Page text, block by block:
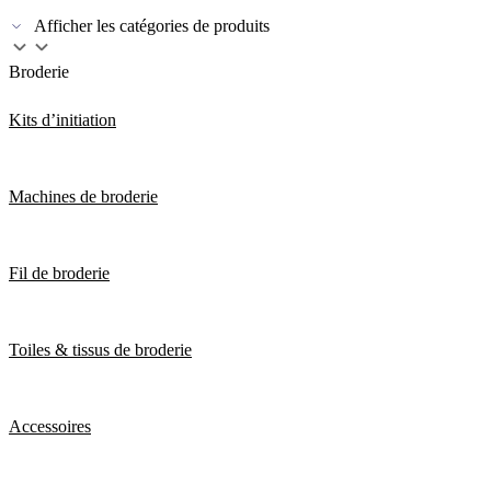
Afficher les catégories de produits
Broderie
Kits d’initiation
Machines de broderie
Fil de broderie
Toiles & tissus de broderie
Accessoires